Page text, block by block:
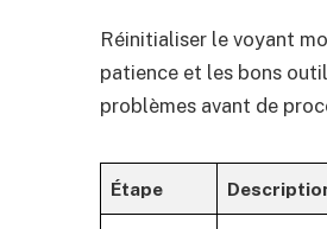
Réinitialiser le voyant
patience et les bons
problèmes avant de
Étape